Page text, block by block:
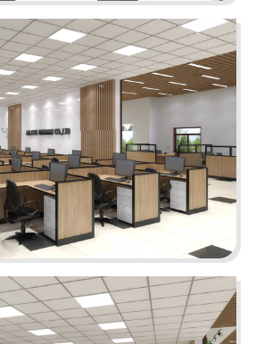
DEUCK
việc được bố trí chung với nhau,
gian tràn đầy năng lượng, tạo
cảm hứng sáng tạo
Chi tiết